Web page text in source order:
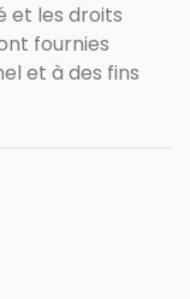
et les droits
fournies
et à des fins